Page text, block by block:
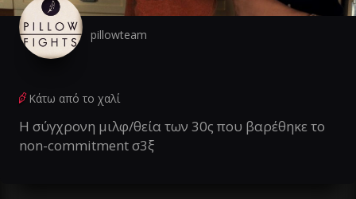
pillowteam
Κάτω από το χαλί
Η σύγχρονη μιλφ/θεία των 30ς που βαρέθηκε το
non-commitment σ3ξ